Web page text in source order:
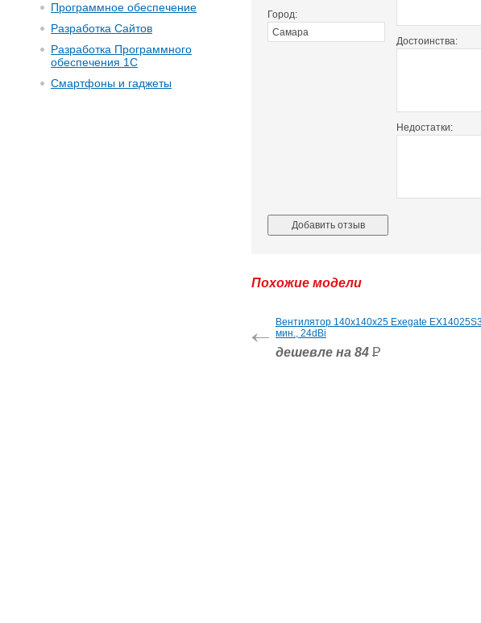
Программное обеспечение
Разработка Сайтов
Разработка Программного
обеспечения 1С
Смартфоны и гаджеты
Город:
Достоинства:
Недостатки:
Похожие модели
Вентилятор 140x140x25 Exegate
мин., 24dBi
дешевле на 84 P